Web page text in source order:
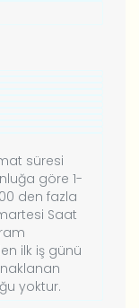
süresi
göre 1-
den fazla
Saat
ilk iş günü
yoktur.